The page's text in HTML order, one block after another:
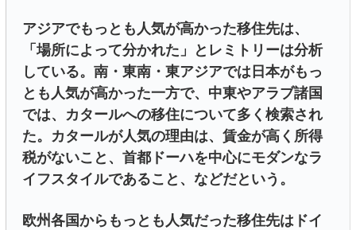
アジアでもっとも人気が高かった移住先は、
「場所によって分かれた」とレミトリーは分析
している。南・東南・東アジアでは日本がもっ
とも人気が高かった一方で、中東やアラブ諸国
では、カタールへの移住について多く検索され
た。カタールが人気の理由は、賃金が高く所得
税がないこと、首都ドーハを中心にモダンなラ
イフスタイルであること、などだという。
欧州各国からもっとも人気だった移住先はドイ